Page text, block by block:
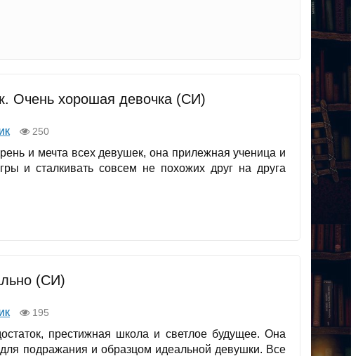
Очень хорошая девочка (СИ)
250
и мечта всех девушек, она прилежная ученица и
и сталкивать совсем не похожих друг на друга
(СИ)
195
престижная школа и светлое будущее. Она
подражания и образцом идеальной девушки. Все